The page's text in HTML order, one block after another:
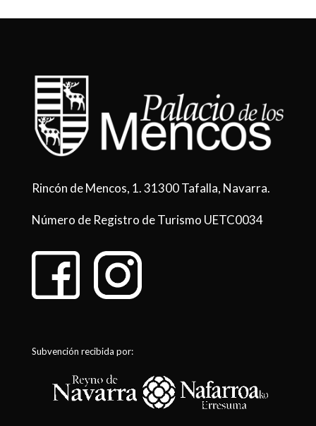
Rincón de Mencos, 1. 31300 Tafalla, Navarra.
Número de Registro de Turismo UETC0034
Subvención recibida por: